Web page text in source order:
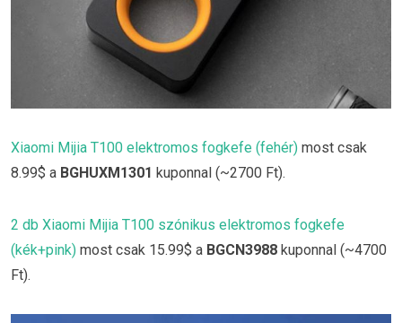
Xiaomi Mijia T100 elektromos fogkefe (fehér) most csak
8.99$ a BGHUXM1301 kuponnal (~2700 Ft).
2 db Xiaomi Mijia T100 szónikus elektromos fogkefe
(kék+pink) most csak 15.99$ a BGCN3988 kuponnal (~4700
Ft).